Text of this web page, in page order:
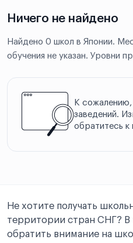
Ничего не найдено
Найдено 0 школ в Японии.
обучения не указан. Уровни
К
заведений.
обратитесь к
Не хотите получать
территории стран СНГ? В
обратить внимание на